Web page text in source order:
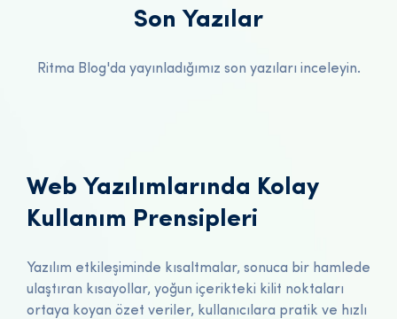
Son Yazılar
Ritma Blog'da yayınladığımız son yazıları inceleyin.
Web Yazılımlarında Kolay
Kullanım Prensipleri
Yazılım etkileşiminde kısaltmalar, sonuca bir hamlede
ulaştıran kısayollar, yoğun içerikteki kilit noktaları
ortaya koyan özet veriler, kullanıcılara pratik ve hızlı